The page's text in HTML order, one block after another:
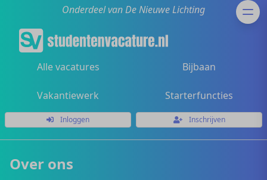
Onderdeel van De Nieuwe Lichting
Alle vacatures Bijbaan
Vakantiewerk Starterfuncties
Inloggen Inschrijven
Over ons